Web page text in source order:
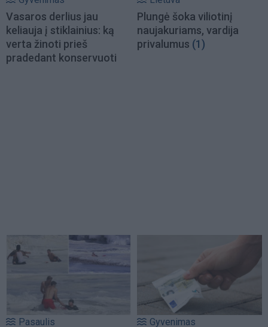
Vasaros derlius jau
keliauja į stiklainius: ką
verta žinoti prieš
pradedant konservuoti
Plungė šoka viliotinį
naujakuriams, vardija
privalumus (1)
Pasaulis Gyvenimas